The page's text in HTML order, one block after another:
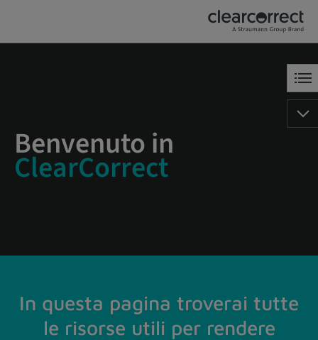
Benvenuto in
ClearCorrect
In questa pagina troverai tutte
le risorse utili per rendere